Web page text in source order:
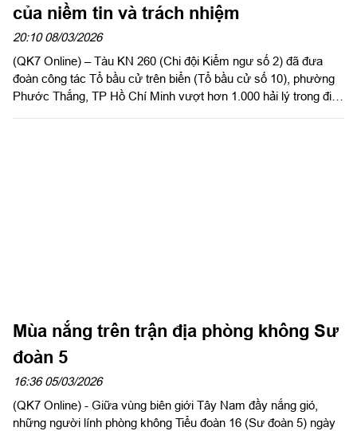
của niềm tin và trách nhiệm
20:10 08/03/2026
(QK7 Online) – Tàu KN 260 (Chi đội Kiểm ngư số 2) đã đưa
đoàn công tác Tổ bầu cử trên biển (Tổ bầu cử số 10), phường
Phước Thắng, TP Hồ Chí Minh vượt hơn 1.000 hải lý trong điều
Mùa nắng trên trận địa phòng không Sư
đoàn 5
16:36 05/03/2026
(QK7 Online) - Giữa vùng biên giới Tây Nam đầy nắng gió,
những người lính phòng không Tiểu đoàn 16 (Sư đoàn 5) ngày